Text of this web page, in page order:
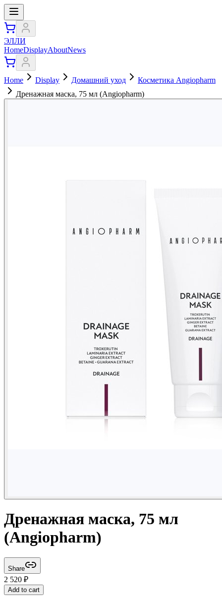
ЭЛЛИ
HomeDisplayAboutNews
Home Display Домашний уход
Косметика Angiopharm
Дренажная маска, 75 мл (Angiopharm)
Дренажная маска, 75 мл
(Angiopharm)
Share
2 520 ₽
Add to cart